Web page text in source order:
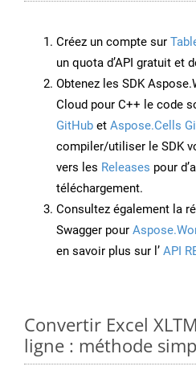
Créez un compte sur
un quota d’API gratuit et
Obtenez les SDK
Cloud pour C++ le code
GitHub et Aspose.Cells
compiler/utiliser le SDK
vers les Releases pour
téléchargement.
Consultez également la
Swagger pour
en savoir plus sur l’ API
Convertir Excel
ligne : méthode